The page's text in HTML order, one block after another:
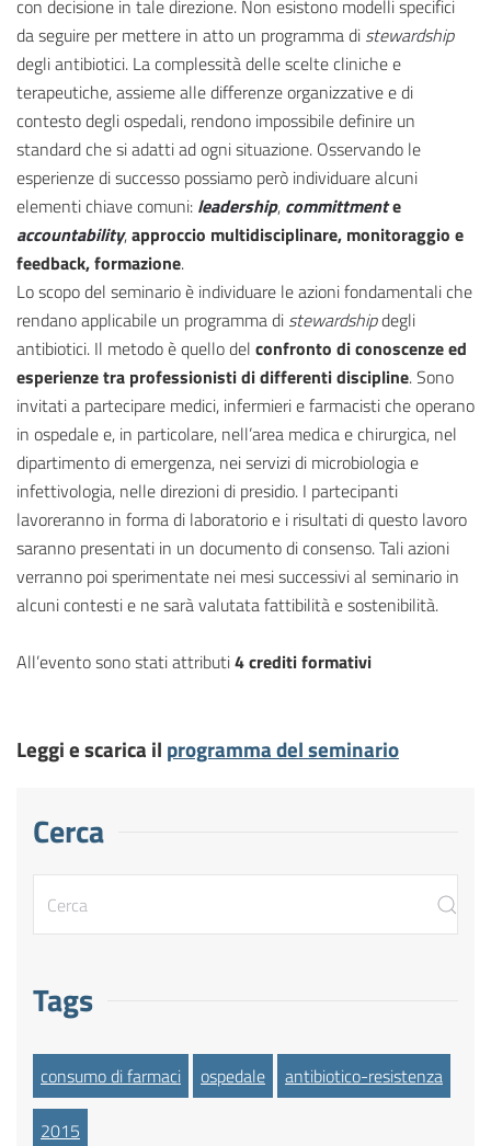
con decisione in tale direzione. Non esistono modelli specifici
da seguire per mettere in atto un programma di stewardship
degli antibiotici. La complessità delle scelte cliniche e
terapeutiche, assieme alle differenze organizzative e di
contesto degli ospedali, rendono impossibile definire un
standard che si adatti ad ogni situazione. Osservando le
esperienze di successo possiamo però individuare alcuni
elementi chiave comuni: leadership, committmente
accountability,approccio multidisciplinare, monitoraggio e
feedback, formazione.
Lo scopo del seminario è individuare le azioni fondamentali che
rendano applicabile un programma di stewardshipdegli
antibiotici. Il metodo è quello del confronto di conoscenze ed
esperienze tra professionisti di differenti discipline. Sono
invitati a partecipare medici, infermieri e farmacisti che operano
in ospedale e, in particolare, nell’area medica e chirurgica, nel
dipartimento di emergenza, nei servizi di microbiologia e
infettivologia, nelle direzioni di presidio. I partecipanti
lavoreranno in forma di laboratorio e i risultati di questo lavoro
saranno presentati in un documento di consenso. Tali azioni
verranno poi sperimentate nei mesi successivi al seminario in
alcuni contesti e ne sarà valutata fattibilità e sostenibilità.
All’evento sono stati attributi4 crediti formativi
Leggi e scarica il programma del seminario
Cerca
Tags
consumo di farmaci ospedale antibiotico-resistenza
2015